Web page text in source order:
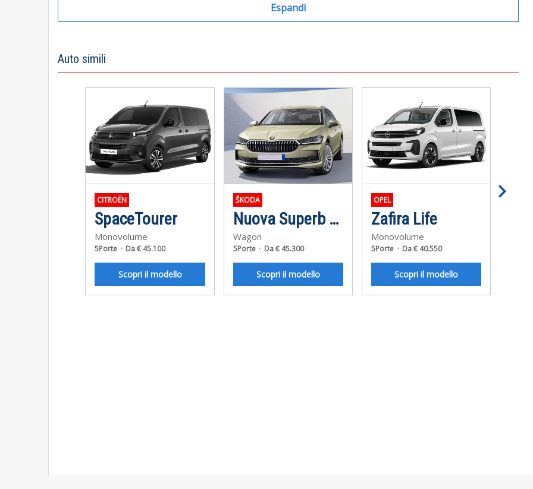
Espandi
Auto simili
CITROËN
SpaceTourer
Monovolume
5Porte Da € 45.100
Scopri il modello
ŠKODA
Nuova Superb Wagon
Wagon
5Porte Da € 45.300
Scopri il modello
OPEL
Zafira Life
Monovolume
5Porte Da € 40.550
Scopri il modello